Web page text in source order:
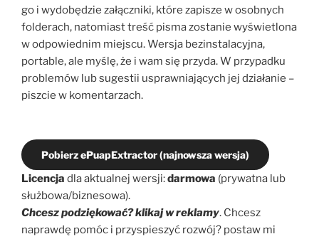
go i wydobędzie załączniki, które zapisze w osobnych
folderach, natomiast treść pisma zostanie wyświetlona
w odpowiednim miejscu. Wersja bezinstalacyjna,
portable, ale myślę, że i wam się przyda. W przypadku
problemów lub sugestii usprawniających jej działanie –
piszcie w komentarzach.
Pobierz ePuapExtractor (najnowsza wersja)
Licencja dla aktualnej wersji:darmowa (prywatna lub
służbowa/biznesowa).
Chcesz podziękować? klikaj w reklamy. Chcesz
naprawdę pomóc i przyspieszyć rozwój? postaw mi